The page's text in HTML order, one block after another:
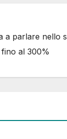
a parlare nello
al 300%